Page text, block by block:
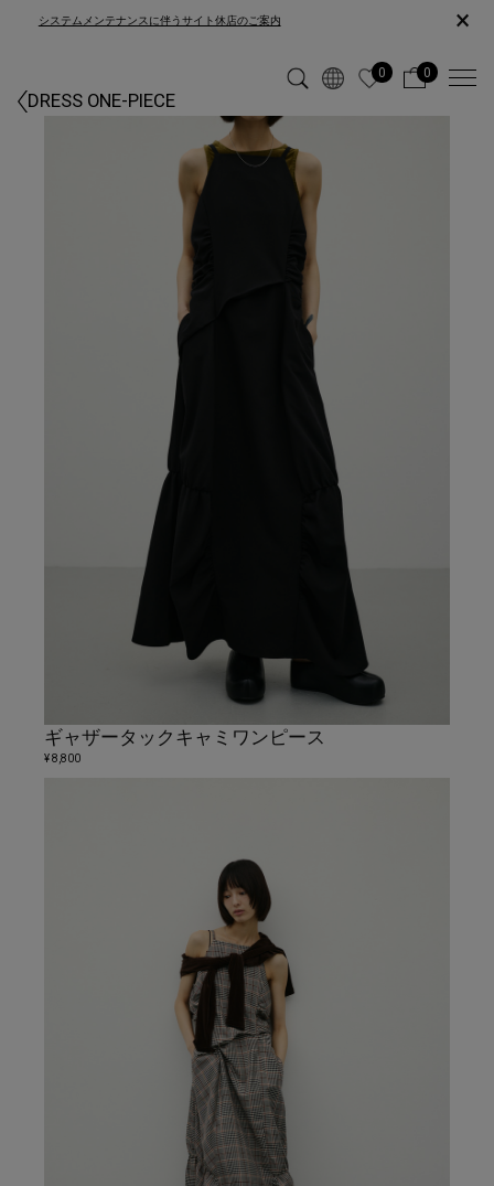
システムメンテナンスに伴うサイト休店のご案内 ×
DRESS ONE-PIECE
0 0
ギャザータックキャミワンピース
¥ 8,800